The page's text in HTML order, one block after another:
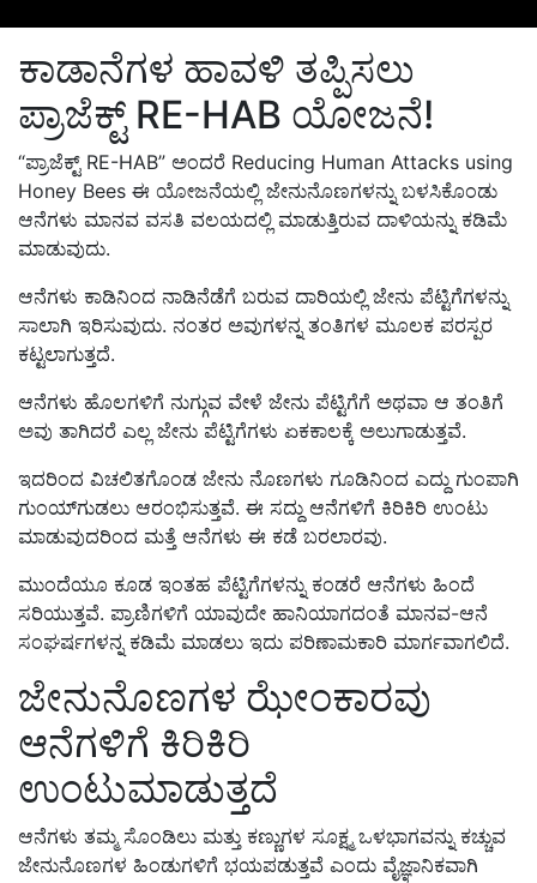
ಕಾಡಾನೆಗಳ ಹಾವಳಿ ತಪ್ಪಿಸಲು
ಪ್ರಾಜೆಕ್ಟ್ RE-HAB ಯೋಜನೆ!
“ಪ್ರಾಜೆಕ್ಟ್ RE-HAB” ಅಂದರೆ Reducing Human Attacks using
Honey Bees ಈ ಯೋಜನೆಯಲ್ಲಿ ಜೇನುನೊಣಗಳನ್ನು ಬಳಸಿಕೊಂಡು
ಆನೆಗಳು ಮಾನವ ವಸತಿ ವಲಯದಲ್ಲಿ ಮಾಡುತ್ತಿರುವ ದಾಳಿಯನ್ನು ಕಡಿಮೆ
ಮಾಡುವುದು.
ಆನೆಗಳು ಕಾಡಿನಿಂದ ನಾಡಿನೆಡೆಗೆ ಬರುವ ದಾರಿಯಲ್ಲಿ ಜೇನು ಪೆಟ್ಟಿಗೆಗಳನ್ನು
ಸಾಲಾಗಿ ಇರಿಸುವುದು. ನಂತರ ಅವುಗಳನ್ನ ತಂತಿಗಳ ಮೂಲಕ ಪರಸ್ಪರ
ಕಟ್ಟಲಾಗುತ್ತದೆ.
ಆನೆಗಳು ಹೊಲಗಳಿಗೆ ನುಗ್ಗುವ ವೇಳೆ ಜೇನು ಪೆಟ್ಟಿಗೆಗೆ ಅಥವಾ ಆ ತಂತಿಗೆ
ಅವು ತಾಗಿದರೆ ಎಲ್ಲ ಜೇನು ಪೆಟ್ಟಿಗೆಗಳು ಏಕಕಾಲಕ್ಕೆ ಅಲುಗಾಡುತ್ತವೆ.
ಇದರಿಂದ ವಿಚಲಿತಗೊಂಡ ಜೇನು ನೊಣಗಳು ಗೂಡಿನಿಂದ ಎದ್ದು ಗುಂಪಾಗಿ
ಗುಂಯ್‌ಗುಡಲು ಆರಂಭಿಸುತ್ತವೆ. ಈ ಸದ್ದು ಆನೆಗಳಿಗೆ ಕಿರಿಕಿರಿ ಉಂಟು
ಮಾಡುವುದರಿಂದ ಮತ್ತೆ ಆನೆಗಳು ಈ ಕಡೆ ಬರಲಾರವು.
ಮುಂದೆಯೂ ಕೂಡ ಇಂತಹ ಪೆಟ್ಟಿಗೆಗಳನ್ನು ಕಂಡರೆ ಆನೆಗಳು ಹಿಂದೆ
ಸರಿಯುತ್ತವೆ. ಪ್ರಾಣಿಗಳಿಗೆ ಯಾವುದೇ ಹಾನಿಯಾಗದಂತೆ ಮಾನವ-ಆನೆ
ಸಂಘರ್ಷಗಳನ್ನ ಕಡಿಮೆ ಮಾಡಲು ಇದು ಪರಿಣಾಮಕಾರಿ ಮಾರ್ಗವಾಗಲಿದೆ.
ಜೇನುನೊಣಗಳ ಝೇಂಕಾರವು
ಆನೆಗಳಿಗೆ ಕಿರಿಕಿರಿ
ಉಂಟುಮಾಡುತ್ತದೆ
ಆನೆಗಳು ತಮ್ಮ ಸೊಂಡಿಲು ಮತ್ತು ಕಣ್ಣುಗಳ ಸೂಕ್ಷ್ಮ ಒಳಭಾಗವನ್ನು ಕಚ್ಚುವ
ಜೇನುನೊಣಗಳ ಹಿಂಡುಗಳಿಗೆ ಭಯಪಡುತ್ತವೆ ಎಂದು ವೈಜ್ಞಾನಿಕವಾಗಿ